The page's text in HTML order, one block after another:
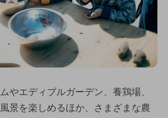
やエディブルガーデン、養鶏場、
景を楽しめるほか、さまざまな農